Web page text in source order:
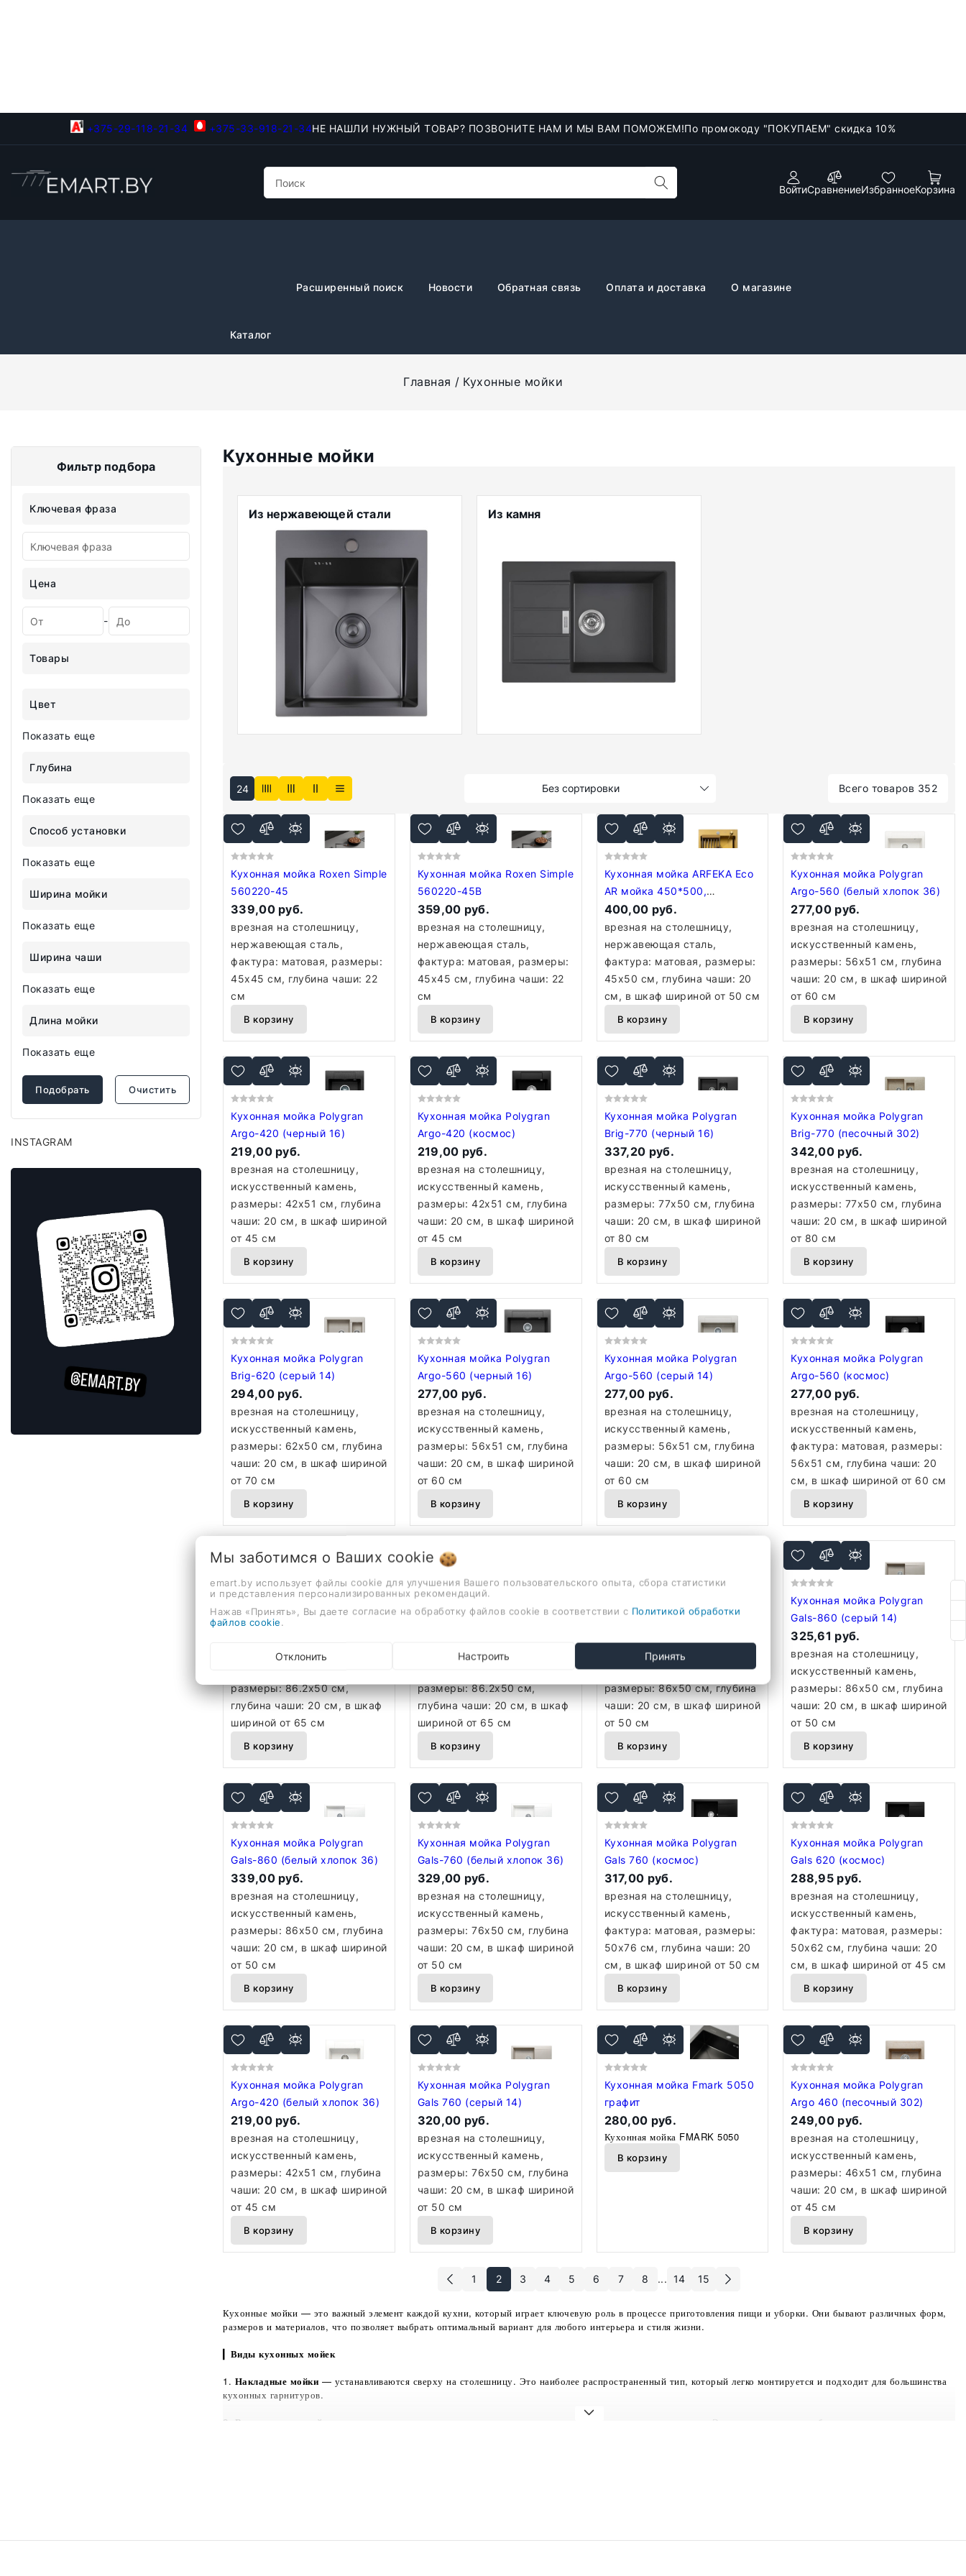
+375-29-118-21-34 +375-33-918-21-34НЕ НАШЛИ НУЖНЫЙ ТОВАР? ПОЗВОНИТЕ НАМ И МЫ ВАМ ПОМОЖЕМ!По промокоду "ПОКУПАЕМ" скидка 10%
ВойтиСравнениеИзбранноеКорзина
Каталог
Расширенный поиск Новости Обратная связь Оплата и доставка О магазине
Главная Кухонные мойки
Фильтр подбора
Ключевая фраза
Цена
-
Товары
Цвет
Показать еще
Глубина
Показать еще
Способ установки
Показать еще
Ширина мойки
Показать еще
Ширина чаши
Показать еще
Длина мойки
Показать еще
Подобрать Очистить
INSTAGRAM
Кухонные мойки
Из нержавеющей стали Из камня
24 Без сортировки Всего товаров 352
Кухонная мойка Roxen Simple
560220-45
339,00 руб.
врезная на столешницу,
нержавеющая сталь,
фактура: матовая, размеры:
45x45 см, глубина чаши: 22
см
В корзину
Кухонная мойка Roxen Simple
560220-45B
359,00 руб.
врезная на столешницу,
нержавеющая сталь,
фактура: матовая, размеры:
45x45 см, глубина чаши: 22
см
В корзину
Кухонная мойка ARFEKA Eco
AR мойка 450*500,
коландер, дозатор Gold
400,00 руб.
врезная на столешницу,
нержавеющая сталь,
фактура: матовая, размеры:
45x50 см, глубина чаши: 20
см, в шкаф шириной от 50 см
В корзину
Кухонная мойка Polygran
Argo-560 (белый хлопок 36)
277,00 руб.
врезная на столешницу,
искусственный камень,
размеры: 56x51 см, глубина
чаши: 20 см, в шкаф шириной
от 60 см
В корзину
Кухонная мойка Polygran
Argo-420 (черный 16)
219,00 руб.
врезная на столешницу,
искусственный камень,
размеры: 42x51 см, глубина
чаши: 20 см, в шкаф шириной
от 45 см
В корзину
Кухонная мойка Polygran
Argo-420 (космос)
219,00 руб.
врезная на столешницу,
искусственный камень,
размеры: 42x51 см, глубина
чаши: 20 см, в шкаф шириной
от 45 см
В корзину
Кухонная мойка Polygran
Brig-770 (черный 16)
337,20 руб.
врезная на столешницу,
искусственный камень,
размеры: 77x50 см, глубина
чаши: 20 см, в шкаф шириной
от 80 см
В корзину
Кухонная мойка Polygran
Brig-770 (песочный 302)
342,00 руб.
врезная на столешницу,
искусственный камень,
размеры: 77x50 см, глубина
чаши: 20 см, в шкаф шириной
от 80 см
В корзину
Кухонная мойка Polygran
Brig-620 (серый 14)
294,00 руб.
врезная на столешницу,
искусственный камень,
размеры: 62x50 см, глубина
чаши: 20 см, в шкаф шириной
от 70 см
В корзину
Кухонная мойка Polygran
Argo-560 (черный 16)
277,00 руб.
врезная на столешницу,
искусственный камень,
размеры: 56x51 см, глубина
чаши: 20 см, в шкаф шириной
от 60 см
В корзину
Кухонная мойка Polygran
Argo-560 (серый 14)
277,00 руб.
врезная на столешницу,
искусственный камень,
размеры: 56x51 см, глубина
чаши: 20 см, в шкаф шириной
от 60 см
В корзину
Кухонная мойка Polygran
Argo-560 (космос)
277,00 руб.
врезная на столешницу,
искусственный камень,
фактура: матовая, размеры:
56x51 см, глубина чаши: 20
см, в шкаф шириной от 60 см
В корзину
Кухонная мойка Polygran
Gals-862 (песочный 302)
врезная на столешницу,
размеры: 86.2x50 см,
глубина чаши: 20 см, в шкаф
шириной от 65 см
В корзину
Кухонная мойка Polygran
Gals-862 (белый хлопок 36)
врезная на столешницу,
размеры: 86.2x50 см,
глубина чаши: 20 см, в шкаф
шириной от 65 см
В корзину
Gals-860 (черный 16)
врезная на столешницу,
искусственный камень,
размеры: 86x50 см, глубина
чаши: 20 см, в шкаф шириной
от 50 см
В корзину
Кухонная мойка Polygran
Gals-860 (серый 14)
325,61 руб.
врезная на столешницу,
искусственный камень,
размеры: 86x50 см, глубина
чаши: 20 см, в шкаф шириной
от 50 см
В корзину
Кухонная мойка Polygran
Gals-860 (белый хлопок 36)
339,00 руб.
врезная на столешницу,
искусственный камень,
размеры: 86x50 см, глубина
чаши: 20 см, в шкаф шириной
от 50 см
В корзину
Кухонная мойка Polygran
Gals-760 (белый хлопок 36)
329,00 руб.
врезная на столешницу,
искусственный камень,
размеры: 76x50 см, глубина
чаши: 20 см, в шкаф шириной
от 50 см
В корзину
Кухонная мойка Polygran
Gals 760 (космос)
317,00 руб.
врезная на столешницу,
искусственный камень,
фактура: матовая, размеры:
50x76 см, глубина чаши: 20
см, в шкаф шириной от 50 см
В корзину
Кухонная мойка Polygran
Gals 620 (космос)
288,95 руб.
врезная на столешницу,
искусственный камень,
фактура: матовая, размеры:
50x62 см, глубина чаши: 20
см, в шкаф шириной от 45 см
В корзину
Кухонная мойка Polygran
Argo-420 (белый хлопок 36)
219,00 руб.
врезная на столешницу,
искусственный камень,
размеры: 42x51 см, глубина
чаши: 20 см, в шкаф шириной
от 45 см
В корзину
Кухонная мойка Polygran
Gals 760 (серый 14)
320,00 руб.
врезная на столешницу,
искусственный камень,
размеры: 76x50 см, глубина
чаши: 20 см, в шкаф шириной
от 50 см
В корзину
Кухонная мойка Fmark 5050
графит
280,00 руб.
Кухонная мойка FMARK 5050
В корзину
Кухонная мойка Polygran
Argo 460 (песочный 302)
249,00 руб.
врезная на столешницу,
искусственный камень,
размеры: 46x51 см, глубина
чаши: 20 см, в шкаф шириной
от 45 см
В корзину
1 2 3 4 5 6 7 8 ... 14 15
Кухонные мойки — это важный элемент каждой кухни, который играет ключевую роль в процессе приготовления пищи и уборки. Они бывают различных форм,
размеров и материалов, что позволяет выбрать оптимальный вариант для любого интерьера и стиля жизни.
▎ Виды кухонных мойек
1. Накладные мойки — устанавливаются сверху на столешницу. Это наиболее распространенный тип, который легко монтируется и подходит для большинства
кухонных гарнитуров.
2. Встраиваемые мойки
— устанавливаются в вырез в столешнице, создавая единое целое с поверхностью. Этот вариант выглядит более эстетично и
Кухонные мойки изготавливаются из различных материалов:
Мы заботимся о Ваших cookie
emart.by использует файлы cookie для улучшения Вашего пользовательского опыта, сбора статистики
и представления персонализированных рекомендаций.
Нажав «Принять», Вы даете согласие на обработку файлов cookie в соответствии с Политикой обработки
файлов cookie.
Отклонить Настроить Принять